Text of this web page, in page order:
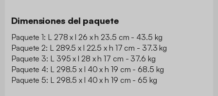
Dimensiones del paquete
Paquete 1: L 278 x l 26 x h 23.5 cm - 43.5 kg
Paquete 2: L 289.5 x l 22.5 x h 17 cm - 37.3 kg
Paquete 3: L 395 x l 28 x h 17 cm - 37.6 kg
Paquete 4: L 298.5 x l 40 x h 19 cm - 68.5 kg
Paquete 5: L 298.5 x l 40 x h 19 cm - 65 kg